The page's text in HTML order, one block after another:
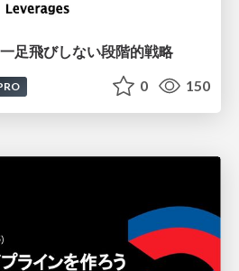
足飛びしない段階的戦略
0 150